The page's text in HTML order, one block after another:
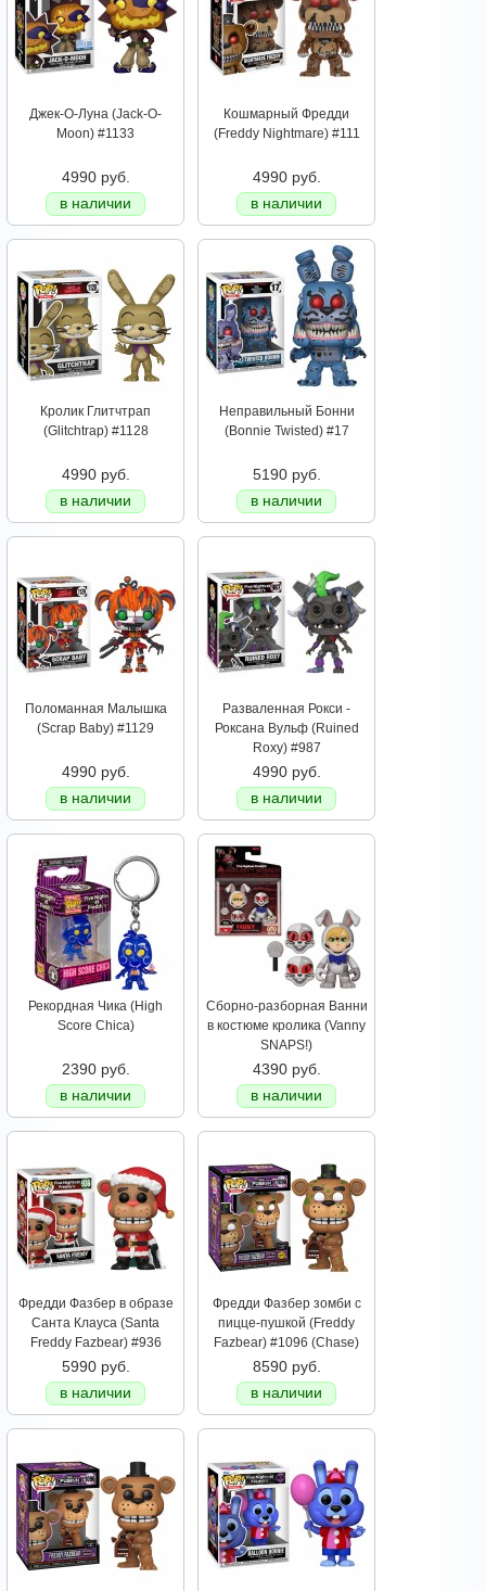
Джек-О-Луна (Jack-O-
Moon) #1133
4990 руб.
в наличии
Кошмарный Фредди
(Freddy Nightmare) #111
4990 руб.
в наличии
Кролик Глитчтрап
(Glitchtrap) #1128
4990 руб.
в наличии
Неправильный Бонни
(Bonnie Twisted) #17
5190 руб.
в наличии
Поломанная Малышка
(Scrap Baby) #1129
4990 руб.
в наличии
Разваленная Рокси -
Роксана Вульф (Ruined
Roxy) #987
4990 руб.
в наличии
Рекордная Чика (High
Score Chica)
2390 руб.
в наличии
Сборно-разборная Ванни
в костюме кролика (Vanny
SNAPS!)
4390 руб.
в наличии
Фредди Фазбер в образе
Санта Клауса (Santa
Freddy Fazbear) #936
5990 руб.
в наличии
Фредди Фазбер зомби с
пицце-пушкой (Freddy
Fazbear) #1096 (Chase)
8590 руб.
в наличии